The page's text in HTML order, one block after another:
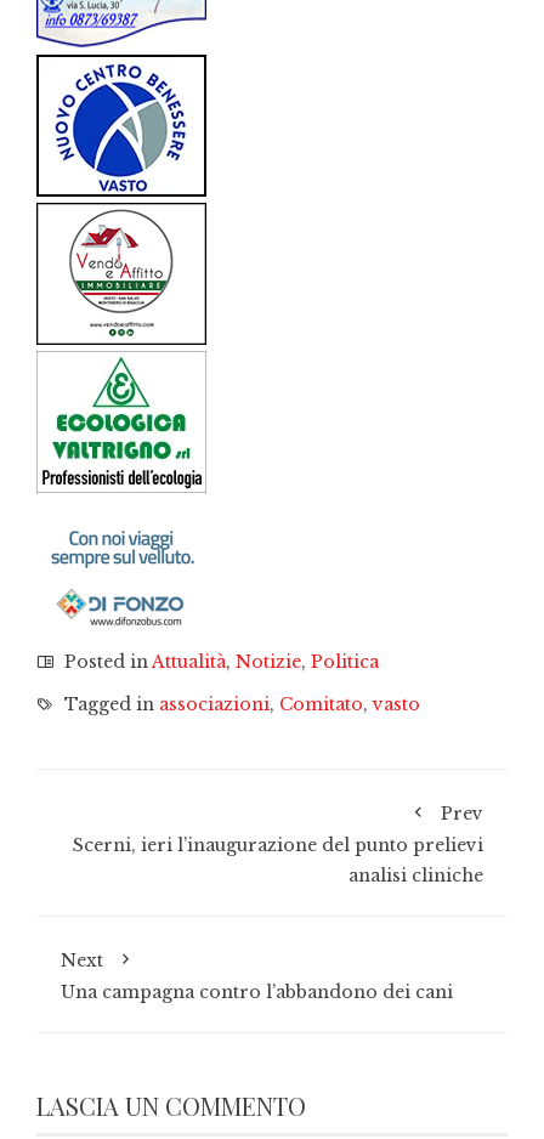
Posted inAttualità, Notizie, Politica
Tagged in associazioni, Comitato,vasto
Prev
Scerni, ieri l’inaugurazione del punto prelievi
analisi cliniche
Next
Una campagna contro l’abbandono dei cani
LASCIA UN COMMENTO